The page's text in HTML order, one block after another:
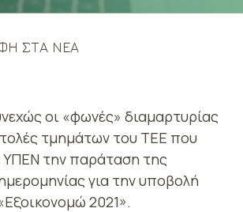
ΣΤΑ ΝΕΑ
οι «φωνές» διαμαρτυρίας
τμημάτων του ΤΕΕ που
την παράταση της
για την υποβολή
2021».